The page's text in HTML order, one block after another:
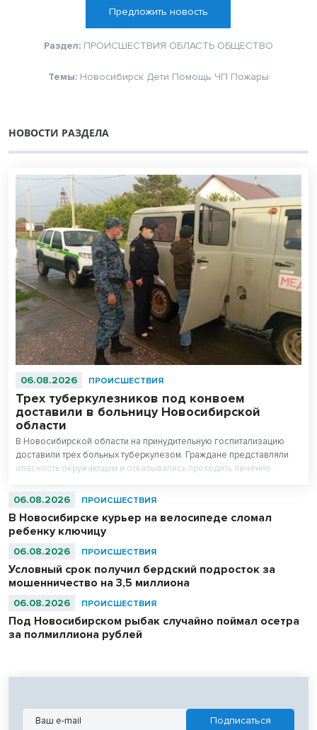
Предложить новость
Раздел: ПРОИСШЕСТВИЯ ОБЛАСТЬ ОБЩЕСТВО
Темы: Новосибирск Дети Помощь ЧП Пожары
НОВОСТИ РАЗДЕЛА
06.08.2026 ПРОИСШЕСТВИЯ
Трех туберкулезников под конвоем
доставили в больницу Новосибирской
области
В Новосибирской области на принудительную госпитализацию
доставили трех больных туберкулезом. Граждане представляли
опасность окружающим и отказывались проходить лечение.
06.08.2026 ПРОИСШЕСТВИЯ
В Новосибирске курьер на велосипеде сломал
ребенку ключицу
06.08.2026 ПРОИСШЕСТВИЯ
Условный срок получил бердский подросток за
мошенничество на 3,5 миллиона
06.08.2026 ПРОИСШЕСТВИЯ
Под Новосибирском рыбак случайно поймал осетра
за полмиллиона рублей